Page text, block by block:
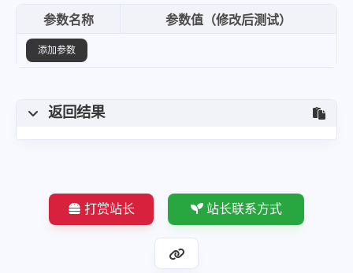
参数名称 参数值（修改后测试）
添加参数
返回结果
打赏站长 站长联系方式